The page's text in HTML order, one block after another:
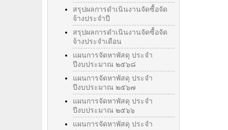
สรุปผลการดำเนินงานจัดซื้อจัด
จ้างประจำปี
สรุปผลการดำเนินงานจัดซื้อจัด
จ้างประจำเดือน
แผนการจัดหาพัสดุ ประจำ
ปีงบประมาณ ๒๕๖๘
แผนการจัดหาพัสดุ ประจำ
ปีงบประมาณ ๒๕๖๗
แผนการจัดหาพัสดุ ประจำ
ปีงบประมาณ ๒๕๖๖
แผนการจัดหาพัสดุ ประจำ